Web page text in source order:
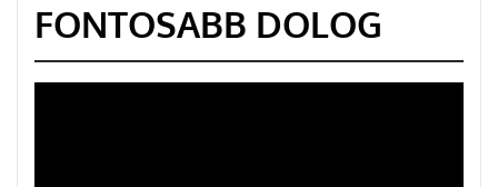
FONTOSABB DOLOG